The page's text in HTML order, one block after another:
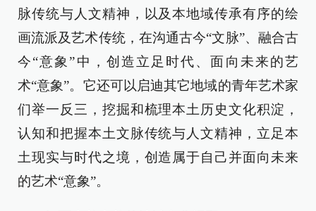
脉传统与人文精神，以及本地域传承有序的绘
画流派及艺术传统，在沟通古今“文脉”、融合古
今“意象”中，创造立足时代、面向未来的艺
术“意象”。它还可以启迪其它地域的青年艺术家
们举一反三，挖掘和梳理本土历史文化积淀，
认知和把握本土文脉传统与人文精神，立足本
土现实与时代之境，创造属于自己并面向未来
的艺术“意象”。